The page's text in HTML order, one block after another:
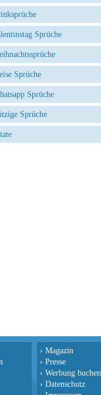
Sprüche
Sprüche
Sprüche
Sprüche
› Magazin
› Presse
› Werbung buchen
› Datenschutz